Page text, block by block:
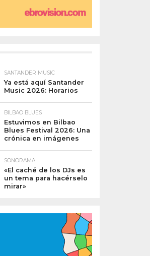
SANTANDER MUSIC
Ya está aquí Santander
Music 2026: Horarios
BILBAO BLUES
Estuvimos en Bilbao
Blues Festival 2026: Una
crónica en imágenes
SONORAMA
«El caché de los DJs es
un tema para hacérselo
mirar»